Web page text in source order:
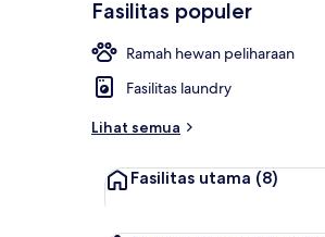
Fasilitas populer
Ramah hewan peliharaan
Fasilitas laundry
Lihat semua
Fasilitas utama (8)